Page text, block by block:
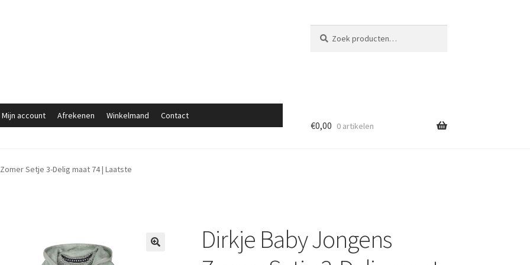
naar:
Mijn account Afrekenen Winkelmand Contact
€0,00 0 artikelen
Setje 3-Delig maat 74 | Laatste
Dirkje Baby Jongens